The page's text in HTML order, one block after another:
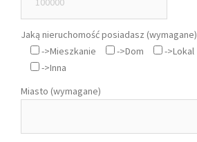
Jaką nieruchomość posiadasz (wymagane)
->Mieszkanie
->Dom ->Lokal
->Inna
Miasto (wymagane)